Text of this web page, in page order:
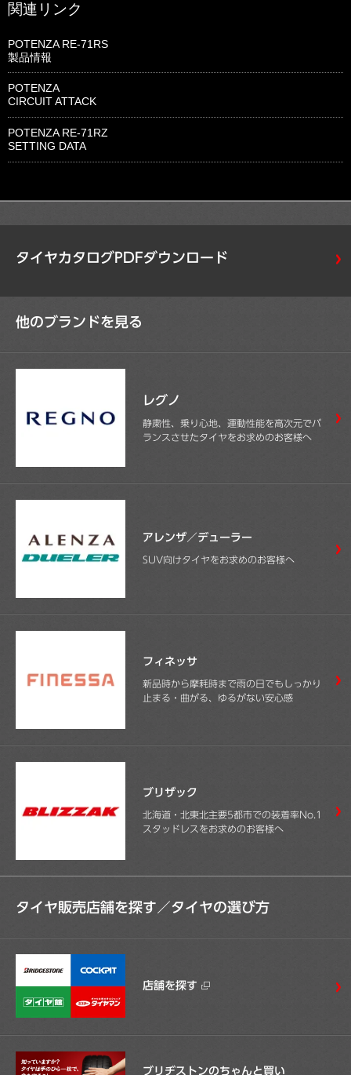
関連リンク
POTENZA RE-71RS
製品情報
POTENZA
CIRCUIT ATTACK
POTENZA RE-71RZ
SETTING DATA
タイヤカタログPDFダウンロード
他のブランドを見る
レグノ
静粛性、乗り心地、運動性能を高次元でバ
ランスさせたタイヤをお求めのお客様へ
アレンザ／デューラー
SUV向けタイヤをお求めのお客様へ
フィネッサ
新品時から摩耗時まで雨の日でもしっかり
止まる・曲がる、ゆるがない安心感
ブリザック
北海道・北東北主要5都市での装着率No.1
スタッドレスをお求めのお客様へ
タイヤ販売店舗を探す／タイヤの選び方
店舗を探す
ブリヂストンのちゃんと買い